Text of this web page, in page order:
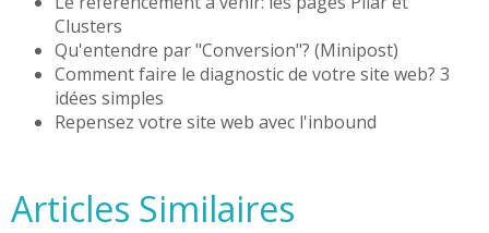
Clusters
Qu'entendre par "Conversion"? (Minipost)
Comment faire le diagnostic de votre site web? 3
idées simples
Repensez votre site web avec l'inbound
Articles Similaires